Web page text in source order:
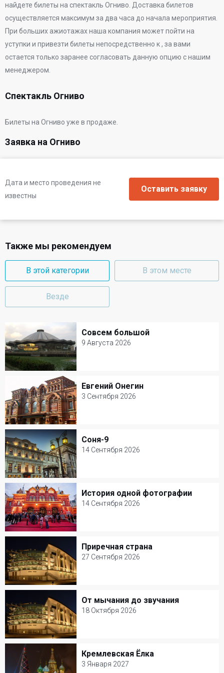
найдете билеты на спектакль Огниво. Доставка билетов
осуществляется максимум за два часа до начала мероприятия.
При больших ажиотажах наша компания может пойти на
уступки и привезти билеты непосредственно к, за вами
остается только заранее согласовать данную опцию с нашим
менеджером.
Спектакль Огниво
Билеты на Огниво уже в продаже.
Заявка на Огниво
Дата и место проведения не
известны
Также мы рекомендуем
В этой категории В этом месте
Везде
Совсем большой
9 Августа 2026
Совсем большой
9 Августа 2026
Цирк на Вернадского
Цирк
Евгений Онегин
3 Сентября 2026
Евгений Онегин
3 Сентября 2026
Театр им. В. Маяковского
Детские спектакли
Соня-9
14 Сентября 2026
Соня-9
14 Сентября 2026
МХТ им. А. П. Чехова
Музыкальный спектакль
История одной фотографии
14 Сентября 2026
История одной фотографии
14 Сентября 2026
Театр Наций
Кукольные
Приречная страна
27 Сентября 2026
Приречная страна
27 Сентября 2026
Мастерская Петра Фоменко
Детские спектакли
От мычания до звучания
18 Октября 2026
От мычания до звучания
18 Октября 2026
Мастерская Петра Фоменко
Детские спектакли
Кремлевская Ёлка
3 Января 2027
Кремлевская Ёлка